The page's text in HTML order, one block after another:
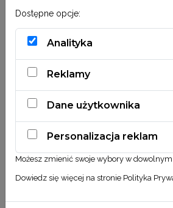
15,00
Dostępne opcje:
Analityka
Reklamy
Dane użytkownika
Personalizacja reklam
Możesz zmienić swoje wybory w
Dowiedz się więcej na stronie Polityka